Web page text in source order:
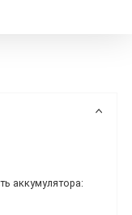
аккумулятора: